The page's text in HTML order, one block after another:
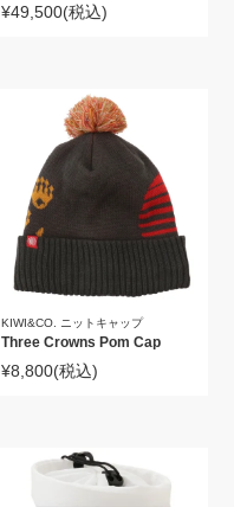
¥49,500(税込)
KIWI&CO. ニットキャップ
Three Crowns Pom Cap
¥8,800(税込)